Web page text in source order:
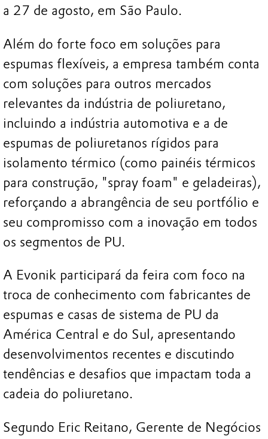
a 27 de agosto, em São Paulo.
Além do forte foco em soluções para
espumas flexíveis, a empresa também conta
com soluções para outros mercados
relevantes da indústria de poliuretano,
incluindo a indústria automotiva e a de
espumas de poliuretanos rígidos para
isolamento térmico (como painéis térmicos
para construção, "spray foam" e geladeiras),
reforçando a abrangência de seu portfólio e
seu compromisso com a inovação em todos
os segmentos de PU.
A Evonik participará da feira com foco na
troca de conhecimento com fabricantes de
espumas e casas de sistema de PU da
América Central e do Sul, apresentando
desenvolvimentos recentes e discutindo
tendências e desafios que impactam toda a
cadeia do poliuretano.
Segundo Eric Reitano, Gerente de Negócios